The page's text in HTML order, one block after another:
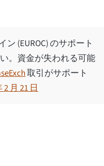
(EUROC) のサポート
。資金が失われる可能
取引がサポート
2 月 21 日